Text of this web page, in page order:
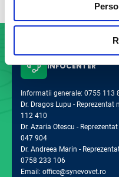
INFOCENTER
Informatii generale: 0755 113
Dr. Dragos Lupu -
112 410
Dr. Azaria Otescu -
047 904
Dr. Andreea Marin -
0758 233 106
Email: office@synevovet.ro